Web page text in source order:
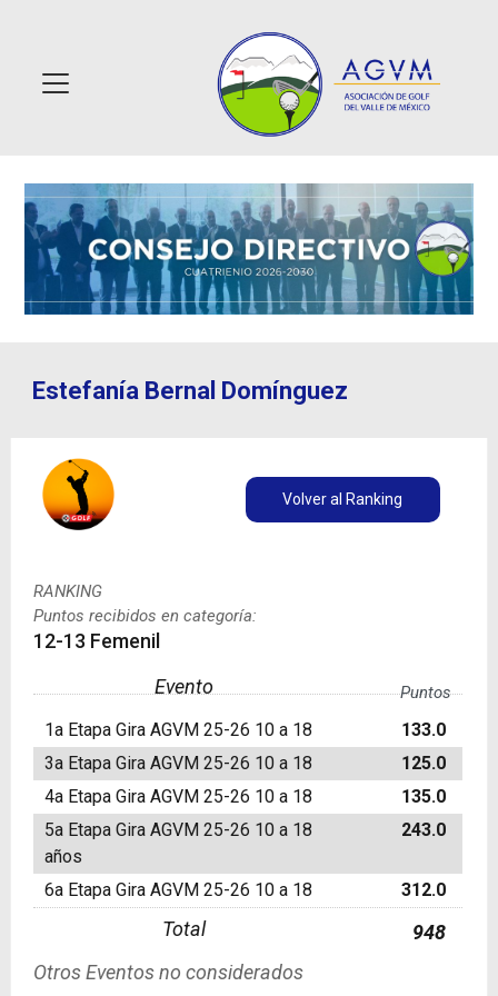
Estefanía Bernal Domínguez
Volver al Ranking
RANKING
Puntos recibidos en categoría:
12-13 Femenil
Evento
Puntos
1a Etapa Gira AGVM 25-26 10 a 18
133.0
3a Etapa Gira AGVM 25-26 10 a 18
125.0
4a Etapa Gira AGVM 25-26 10 a 18
135.0
5a Etapa Gira AGVM 25-26 10 a 18
años
243.0
6a Etapa Gira AGVM 25-26 10 a 18 312.0
Total
948
Otros Eventos no considerados